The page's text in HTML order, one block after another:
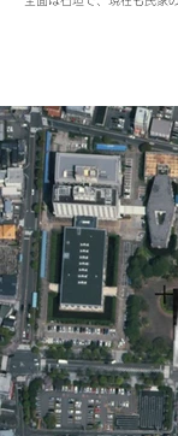
戎光祥出版） 高崎台場 高
る。後世の改変により中心
薬庫の石垣と、外周の南部
屈曲した石垣が確認でき
おける幕末海防築城」『幕
位置図 兵庫県教育委員会